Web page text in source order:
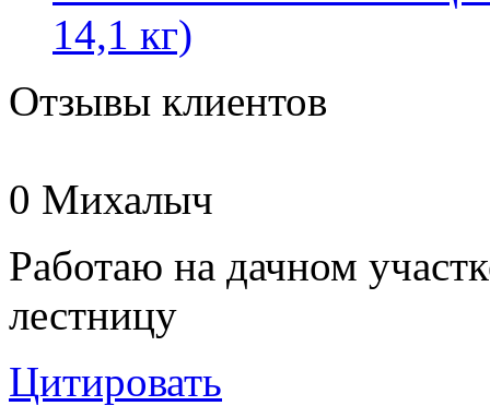
14,1 кг)
Отзывы клиентов
0 Михалыч
Работаю на дачном
лестницу
Цитировать